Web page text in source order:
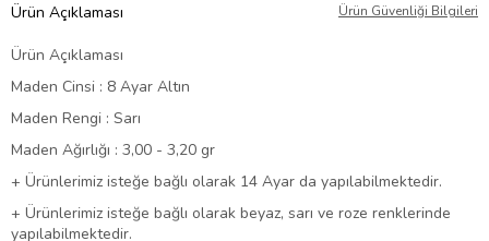
Ürün Açıklaması Ürün Güvenliği Bilgileri
Ürün Açıklaması
Maden Cinsi : 8 Ayar Altın
Maden Rengi : Sarı
Maden Ağırlığı : 3,00 - 3,20 gr
+ Ürünlerimiz isteğe bağlı olarak 14 Ayar da yapılabilmektedir.
+ Ürünlerimiz isteğe bağlı olarak beyaz, sarı ve roze renklerinde
yapılabilmektedir.